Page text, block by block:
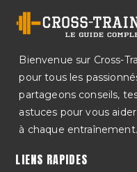
Bienvenue sur Cross-
pour tous les
partageons conseils,
astuces pour vous
à chaque entraînement.
LIENS RAPIDES